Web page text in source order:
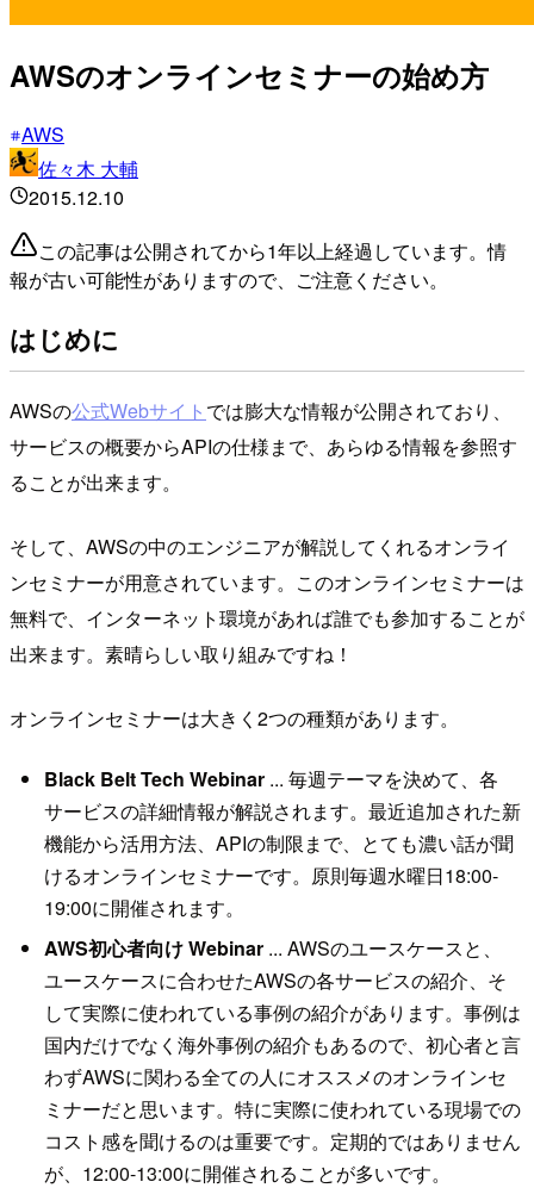
AWSのオンラインセミナーの始め方
AWS
佐々木 大輔
2015.12.10
この記事は公開されてから1年以上経過しています。情
報が古い可能性がありますので、ご注意ください。
はじめに
AWSの公式Webサイト では膨大な情報が公開されており、
サービスの概要からAPIの仕様まで、あらゆる情報を参照す
ることが出来ます。
そして、AWSの中のエンジニアが解説してくれるオンライ
ンセミナーが用意されています。このオンラインセミナーは
無料で、インターネット環境があれば誰でも参加することが
出来ます。素晴らしい取り組みですね！
オンラインセミナーは大きく2つの種類があります。
Black Belt Tech Webinar... 毎週テーマを決めて、各
サービスの詳細情報が解説されます。最近追加された新
機能から活用方法、APIの制限まで、とても濃い話が聞
けるオンラインセミナーです。原則毎週水曜日18:00-
19:00に開催されます。
AWS初心者向け Webinar... AWSのユースケースと、
ユースケースに合わせたAWSの各サービスの紹介、そ
して実際に使われている事例の紹介があります。事例は
国内だけでなく海外事例の紹介もあるので、初心者と言
わずAWSに関わる全ての人にオススメのオンラインセ
ミナーだと思います。特に実際に使われている現場での
コスト感を聞けるのは重要です。定期的ではありません
が、12:00-13:00に開催されることが多いです。